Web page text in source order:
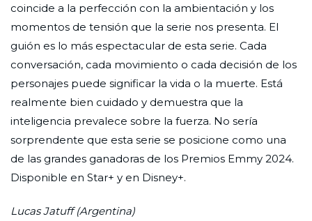
coincide a la perfección con la ambientación y los
momentos de tensión que la serie nos presenta. El
guión es lo más espectacular de esta serie. Cada
conversación, cada movimiento o cada decisión de los
personajes puede significar la vida o la muerte. Está
realmente bien cuidado y demuestra que la
inteligencia prevalece sobre la fuerza. No sería
sorprendente que esta serie se posicione como una
de las grandes ganadoras de los Premios Emmy 2024.
Disponible en Star+ y en Disney+.
Lucas Jatuff (Argentina)